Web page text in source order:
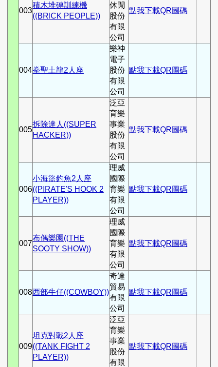
003
積木堆磚訓練機
((BRICK PEOPLE))
休閒
股份
有限
公司
點我下載QR圖碼
004拳聖土龍2人座
樂神
電子
股份
有限
公司
點我下載QR圖碼
005
拆除達人((SUPER
HACKER))
泛亞
育樂
事業
股份
有限
公司
點我下載QR圖碼
006
小海盜釣魚2人座
((PIRATE'S HOOK 2
PLAYER))
理威
國際
育樂
有限
公司
點我下載QR圖碼
007
布偶樂園((THE
SOOTY SHOW))
理威
國際
育樂
有限
公司
點我下載QR圖碼
008西部牛仔((COWBOY))
奇達
貿易
有限
公司
點我下載QR圖碼
009
坦克對戰2人座
((TANK FIGHT 2
PLAYER))
泛亞
育樂
事業
股份
有限
點我下載QR圖碼